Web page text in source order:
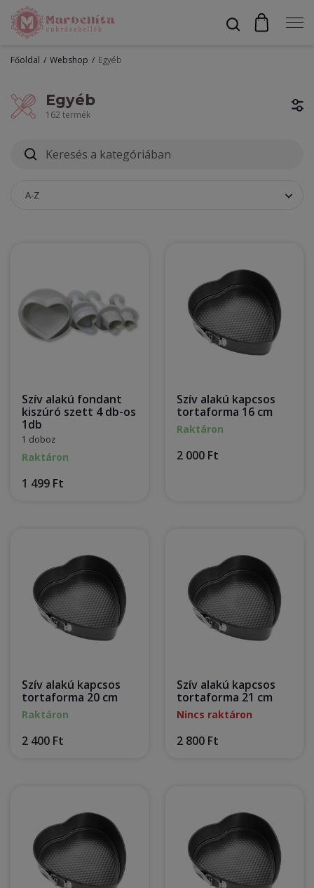
Főoldal Webshop Egyéb
Egyéb
162 termék
A-Z
Szív alakú fondant
kiszúró szett 4 db-os
1db
1 doboz
Raktáron
1 499 Ft
Szív alakú kapcsos
tortaforma 16 cm
Raktáron
2 000 Ft
Szív alakú kapcsos
tortaforma 20 cm
Raktáron
2 400 Ft
Szív alakú kapcsos
tortaforma 21 cm
Nincs raktáron
2 800 Ft